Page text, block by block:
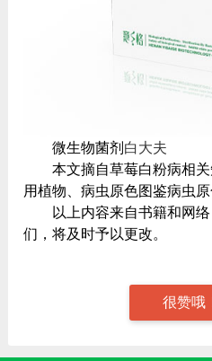
微生物菌剂 白大夫
本文摘自草莓白粉病相
用植物、病虫原色图鉴病虫原
以上内容来自书籍和网
们，将及时予以更改。
很赞哦